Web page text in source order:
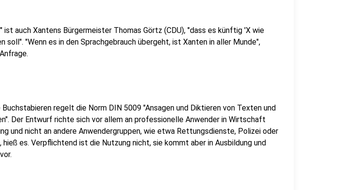
ist auch Xantens Bürgermeister Thomas Görtz (CDU), "dass es künftig 'X wie
soll". "Wenn es in den Sprachgebrauch übergeht, ist Xanten in aller Munde",
regelt die Norm DIN 5009 "Ansagen und Diktieren von Texten und
Der Entwurf richte sich vor allem an professionelle Anwender in Wirtschaft
und nicht an andere Anwendergruppen, wie etwa Rettungsdienste, Polizei oder
es. Verpflichtend ist die Nutzung nicht, sie kommt aber in Ausbildung und